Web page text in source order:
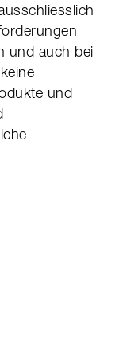
und auch bei
und